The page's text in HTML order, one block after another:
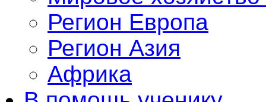
Регион Европа
Регион Азия
Африка